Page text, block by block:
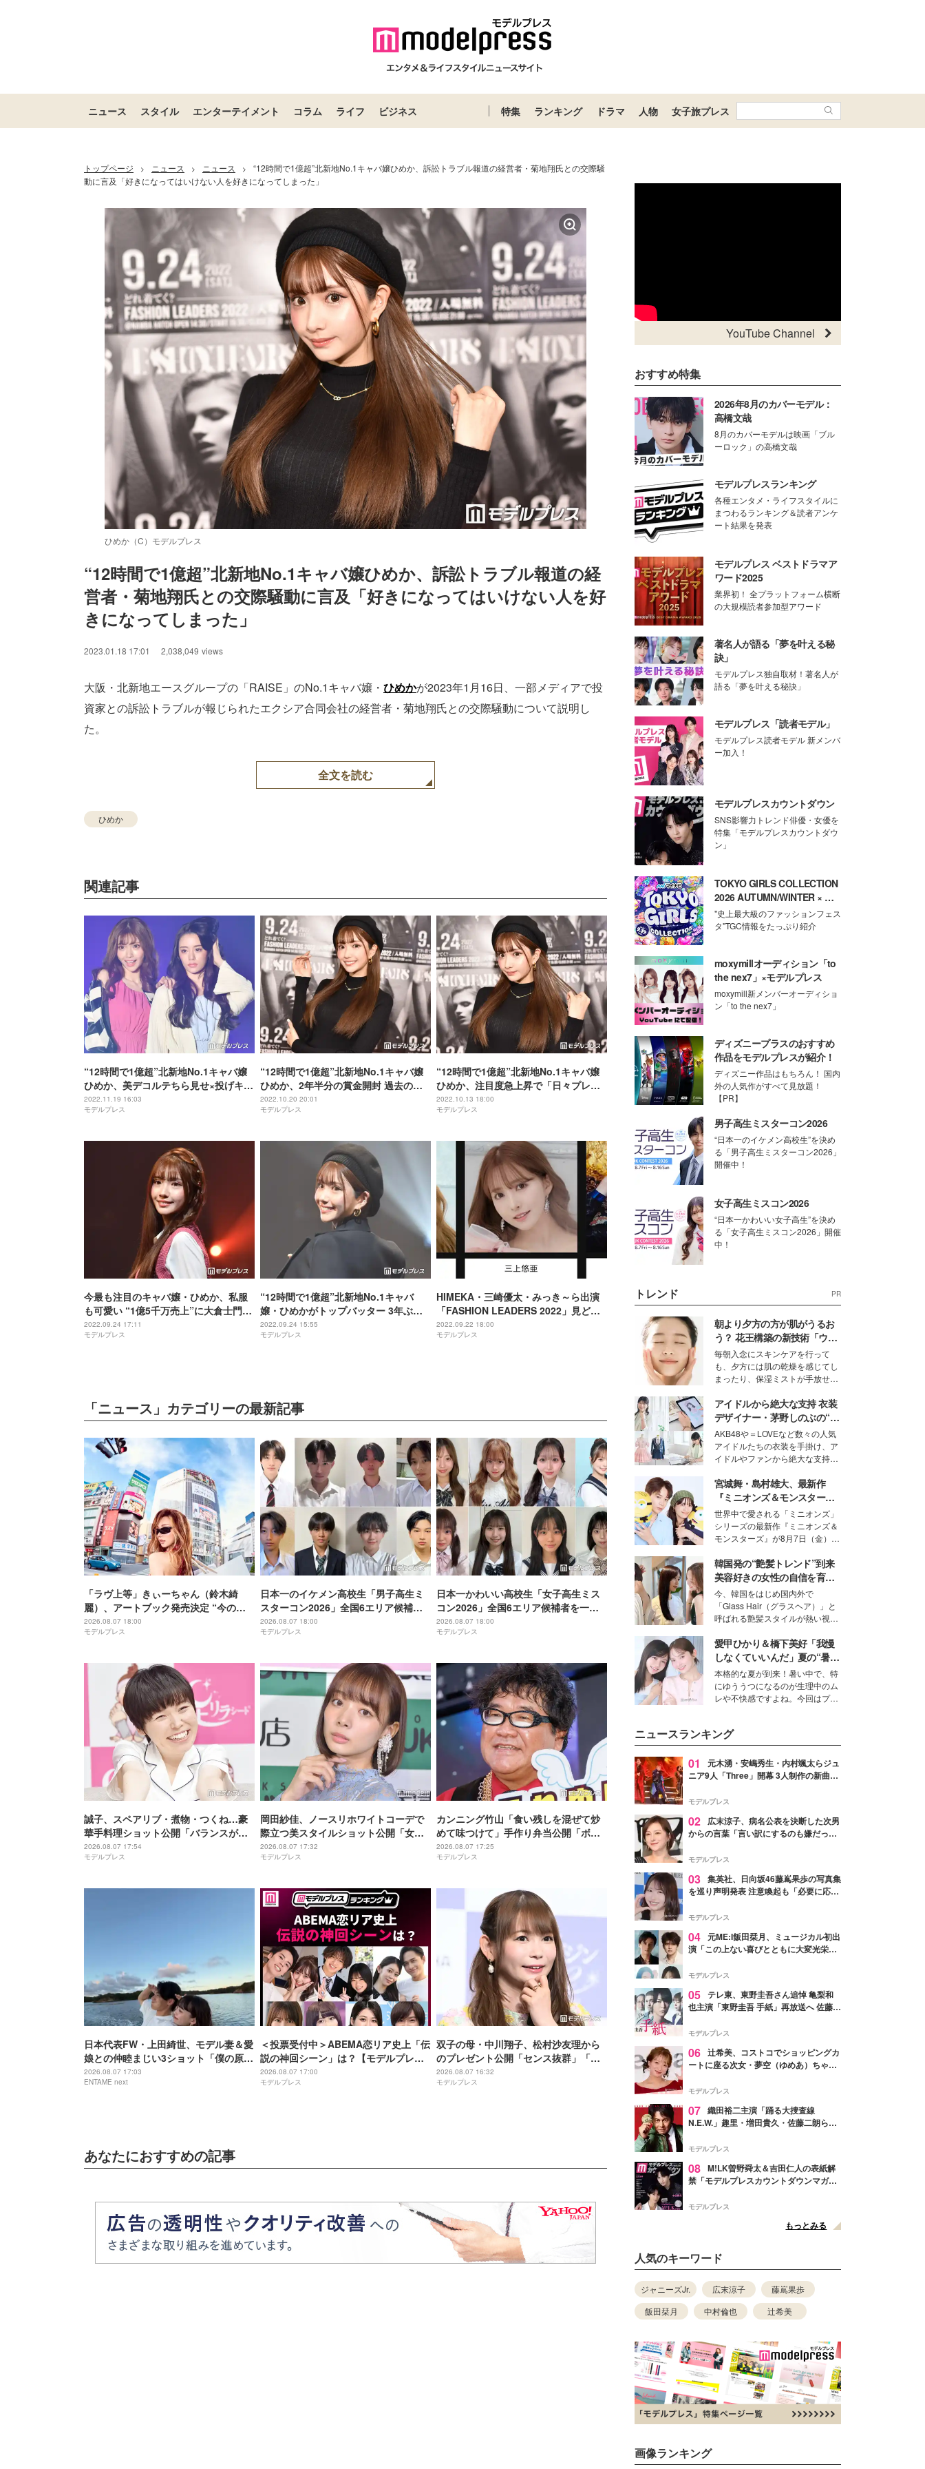
ニュース スタイル エンターテイメント コラム ライフ ビジネス 特集 ランキング ドラマ 人物 女子旅プレス
トップページ > ニュース > ニュース >
“12時間で1億超”北新地No.1キャバ嬢ひめか、訴訟トラブル報道の経営者・菊地翔氏との交際騒
動に言及「好きになってはいけない人を好きになってしまった」
ひめか（C）モデルプレス
Unmute Loaded:
52.23%
“12時間で1億超”北新地No.1キャバ嬢ひめか、訴訟トラブル報道の経
営者・菊地翔氏との交際騒動に言及「好きになってはいけない人を好
きになってしまった」
2023.01.18 17:01 2,038,049 views
大阪・北新地エースグループの「RAISE」のNo.1キャバ嬢・ ひめかが2023年1月16日、一部メディアで投
資家との訴訟トラブルが報じられたエクシア合同会社の経営者・菊地翔氏との交際騒動について説明し
た。
全文を読む
ひめか
関連記事
“12時間で1億超”北新地No.1キャバ嬢
ひめか、美デコルテちら見せ×投げキス
で色気漂う 日韓ミックス美女・ルナと
ランウェイ＜TGC 北九州 2022＞
2022.11.19 16:03
モデルプレス
“12時間で1億超”北新地No.1キャバ嬢
ひめか、2年半分の賞金開封 過去の源
氏名も明かす
2022.10.20 20:01
モデルプレス
“12時間で1億超”北新地No.1キャバ嬢
ひめか、注目度急上昇で「日々プレッ
シャーとの戦い」悲しみ・怒りを乗り
越える方法＜インタビュー＞
2022.10.13 18:00
モデルプレス
今最も注目のキャバ嬢・ひめか、私服
も可愛い “1億5千万売上”に大倉士門も
驚き「愛されすぎでしょ」＜FASHION
LEADERS 2022＞
2022.09.24 17:11
モデルプレス
“12時間で1億超”北新地No.1キャバ
嬢・ひめかがトップバッター 3年ぶり
「FASHION LEADERS」開幕
2022.09.24 15:55
モデルプレス
HIMEKA・三崎優太・みっき～ら出演
「FASHION LEADERS 2022」見どこ
ろは？
2022.09.22 18:00
モデルプレス
「ニュース」カテゴリーの最新記事
「ラヴ上等」きぃーちゃん（鈴木綺
麗）、アートブック発売決定 “今の渋
谷”を若者たちの圧倒的な熱量で発信
2026.08.07 18:00
モデルプレス
日本一のイケメン高校生「男子高生ミ
スターコン2026」全国6エリア候補者
を一挙公開 投票スタート
2026.08.07 18:00
モデルプレス
日本一かわいい高校生「女子高生ミス
コン2026」全国6エリア候補者を一挙
公開 投票スタート
2026.08.07 18:00
モデルプレス
誠子、スペアリブ・煮物・つくね…豪
華手料理ショット公開「バランスが良
くて健康的」「夏でもぺろっと食べれ
そう」
2026.08.07 17:54
モデルプレス
岡田紗佳、ノースリホワイトコーデで
際立つ美スタイルショット公開「女
神」「目の保養」の声
2026.08.07 17:32
モデルプレス
カンニング竹山「食い残しを混ぜて炒
めて味つけて」手作り弁当公開「ボリ
ュームすごい」「ぎっしり詰まって
る」の声
2026.08.07 17:25
モデルプレス
日本代表FW・上田綺世、モデル妻＆愛
娘との仲睦まじい3ショット「僕の原動
力は家族です」
2026.08.07 17:03
ENTAME next
＜投票受付中＞ABEMA恋リア史上「伝
説の神回シーン」は？【モデルプレス
ランキング】
2026.08.07 17:00
モデルプレス
双子の母・中川翔子、松村沙友理から
のプレゼント公開「センス抜群」「も
らったら嬉しい」と反響
2026.08.07 16:32
モデルプレス
あなたにおすすめの記事
YouTube Channel
おすすめ特集
2026年8月のカバーモデル：
高橋文哉
8月のカバーモデルは映画「ブル
ーロック」の高橋文哉
モデルプレスランキング
各種エンタメ・ライフスタイルに
まつわるランキング＆読者アンケ
ート結果を発表
モデルプレス ベストドラマア
ワード2025
業界初！ 全プラットフォーム横断
の大規模読者参加型アワード
著名人が語る「夢を叶える秘
訣」
モデルプレス独自取材！著名人が
語る「夢を叶える秘訣」
モデルプレス「読者モデル」
モデルプレス読者モデル 新メンバ
ー加入！
モデルプレスカウントダウン
SNS影響力トレンド俳優・女優を
特集「モデルプレスカウントダウ
ン」
TOKYO GIRLS COLLECTION
2026 AUTUMN/WINTER × モ
デルプレス
"史上最大級のファッションフェス
タ"TGC情報をたっぷり紹介
moxymillオーディション「to
the nex7」×モデルプレス
moxymill新メンバーオーディショ
ン「to the nex7」
ディズニープラスのおすすめ
作品をモデルプレスが紹介！
ディズニー作品はもちろん！ 国内
外の人気作がすべて見放題！
【PR】
男子高生ミスターコン2026
“日本一のイケメン高校生”を決め
る「男子高生ミスターコン2026」
開催中！
女子高生ミスコン2026
“日本一かわいい女子高生”を決め
る「女子高生ミスコン2026」開催
中！
トレンド PR
朝より夕方の方が肌がうるお
う？ 花王構築の新技術「ウォ
ーターキャプチャリングスキ
ン（捕水肌）」がスキンケア
の常識を変える予感
毎朝入念にスキンケアを行って
も、夕方には肌の乾燥を感じてし
まったり、保湿ミストが手放せな
な美容の常識を大きく変える可能
性を秘めた、革新的な「Water
Capturing Skin（ウォーターキャ
プチャリングスキン：捕水肌）」
技術を、花王が構築した。
アイドルから絶大な支持 衣装
デザイナー・茅野しのぶの“可
愛い”を作る美学＜「シチズン
クロスシー」インタビュー＞
AKB48や＝LOVEなど数々の人気
アイドルたちの衣装を手掛け、ア
イドルやファンから絶大な支持を
取締役兼クリエイティブディレク
ター・茅野しのぶ。一人ひとりの
個性に寄り添い、魅力を引き出す
衣装作りは、多くの女性たちに勇
気と自信を与え続けている。
宮城舞・島村雄大、最新作
『ミニオンズ＆モンスター
ズ』の魅力熱弁 ハチャメチャ
だけじゃない“友情と絆”に感
動
世界中で愛される「ミニオンズ」
シリーズの最新作『ミニオンズ＆
モンスターズ』が8月7日（金）に
ニオン好き”という共通点を持つモ
デルの宮城舞と島村雄大の特別対
談をお届け！それぞれの視点か
ら、今作ならではの魅力や予想外
の感動をもたらす奥深いストーリ
ーについて熱く語り合ってもらっ
た。
韓国発の“艶髪トレンド”到来
美容好きの女性の自信を育む
「ヘアケア事情」って？
今、韓国をはじめ国内外で
「Glass Hair（グラスヘア）」と
呼ばれる艶髪スタイルが熱い視線
ションの完成度を高めるベースと
して、“髪そのものの美しさ”に改
めて注目する人が増えている様
子。今回は、そんな憧れの艶やか
な髪を日常で叶える、美容好きの
女性たちのヘアケア事情を紹介し
愛甲ひかり＆橋下美好「我慢
しなくていいんだ」夏の“暑さ
対策”の新しい選択肢とは？
本格的な夏が到来！暑い中で、特
にゆううつになるのが生理中のム
レや不快感ですよね。今回はプラ
好さんを迎えて本音で女子会トー
ク。猛暑のお出かけを快適に過ご
すヒントや、2人が感動した夏の
生理の新常識にも迫りました。
ニュースランキング
01
元木湧・安嶋秀生・内村颯太らジュ
ニア9人「Three」開幕 3人制作の新曲＆
進んで夢を掴みたい」【ゲネプロレポ】
モデルプレス
02
広末涼子、病名公表を決断した次男
からの言葉「言い訳にするのも嫌だっ
モデルプレス
03 集英社、日向坂46藤嶌果歩の写真集
を巡り声明発表 注意喚起も「必要に応じ
モデルプレス
04 元ME:I飯田栞月、ミュージカル初出
演「この上ない喜びとともに大変光栄」
ャスト発表
モデルプレス
05 テレ東、東野圭吾さん追悼 亀梨和
也主演「東野圭吾 手紙」再放送へ 佐藤隆
モデルプレス
06 辻希美、コストコでショッピングカ
ートに座る次女・夢空（ゆめあ）ちゃん
ぎ」「成長を感じる」の声
モデルプレス
07 織田裕二主演「踊る大捜査線
N.E.W.」趣里・増田貴久・佐藤二朗ら新
徴する“謎のキーワード”も
モデルプレス
08 M!LK曽野舜太＆吉田仁人の表紙解
禁「モデルプレスカウントダウンマガジ
モデルプレス
もっとみる
人気のキーワード
ジャニーズJr. 広末涼子
藤嶌果歩
飯田栞月
中村倫也 辻希美
画像ランキング